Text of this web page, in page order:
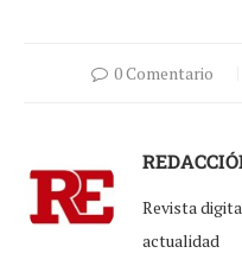
0 Comentario
Revista
actualidad